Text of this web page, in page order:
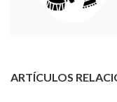
ARTÍCULOS